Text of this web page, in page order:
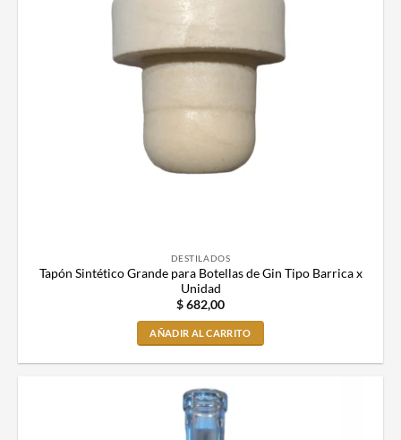
DESTILADOS
Tapón Sintético Grande para Botellas de Gin Tipo Barrica x
Unidad
$682,00
AÑADIR AL CARRITO